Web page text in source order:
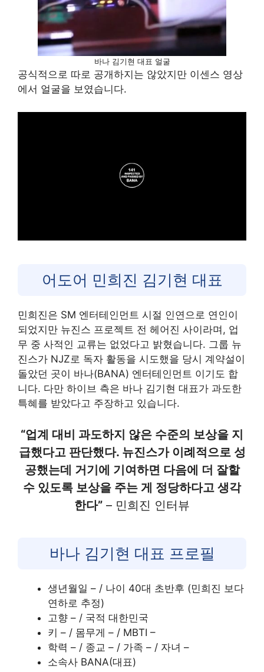
바나 김기현 대표 얼굴
공식적으로 따로 공개하지는 않았지만 이센스 영상
에서 얼굴을 보였습니다.
어도어 민희진 김기현 대표
민희진은 SM 엔터테인먼트 시절 인연으로 연인이
되었지만 뉴진스 프로젝트 전 헤어진 사이라며, 업
무 중 사적인 교류는 없었다고 밝혔습니다. 그룹 뉴
진스가 NJZ로 독자 활동을 시도했을 당시 계약설이
돌았던 곳이 바나(BANA) 엔터테인먼트 이기도 합
니다. 다만 하이브 측은 바나 김기현 대표가 과도한
특혜를 받았다고 주장하고 있습니다.
“업계 대비 과도하지 않은 수준의 보상을 지
급했다고 판단했다. 뉴진스가 이례적으로 성
공했는데 거기에 기여하면 다음에 더 잘할
수 있도록 보상을 주는 게 정당하다고 생각
한다” – 민희진 인터뷰
바나 김기현 대표 프로필
생년월일 – / 나이 40대 초반후 (민희진 보다
연하로 추정)
고향 – / 국적 대한민국
키 – / 몸무게 – / MBTI –
학력 – / 종교 – / 가족 – / 자녀 –
소속사 BANA(대표)